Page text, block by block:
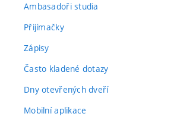
Ambasadoři studia
Přijímačky
Zápisy
Často kladené dotazy
Dny otevřených dveří
Mobilní aplikace